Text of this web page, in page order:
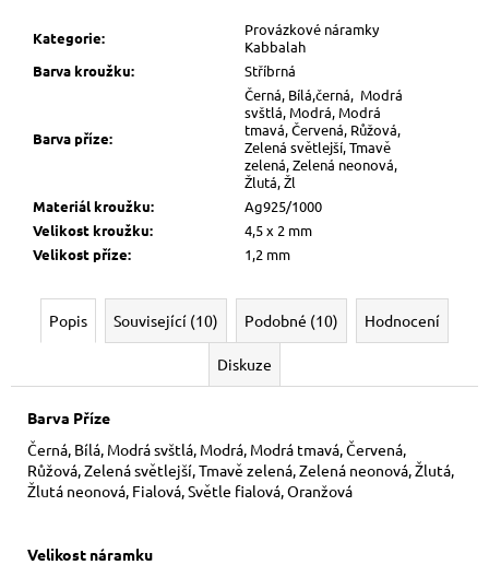
Kategorie:
Provázkové náramky
Kabbalah
Barva kroužku: Stříbrná
Barva příze:
Černá, Bílá,černá, Modrá
svštlá, Modrá, Modrá
tmavá, Červená, Růžová,
Zelená světlejší, Tmavě
zelená, Zelená neonová,
Žlutá, Žl
Materiál kroužku:
Ag925/1000
Velikost kroužku:
4,5 x 2 mm
Velikost příze: 1,2 mm
Popis Související (10) Podobné (10) Hodnocení
Diskuze
Barva Příze
Černá, Bílá, Modrá svštlá, Modrá, Modrá tmavá, Červená,
Růžová, Zelená světlejší, Tmavě zelená, Zelená neonová, Žlutá,
Žlutá neonová, Fialová, Světle fialová, Oranžová
Velikost náramku